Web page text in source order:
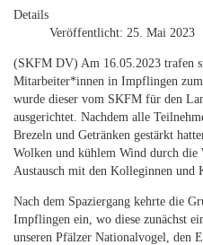
Details
Veröffentlicht: 25. Mai 2023
(SKFM DV) Am 16.05.2023 trafen
Mitarbeiter*innen in Impflingen
wurde dieser vom SKFM für den
ausgerichtet. Nachdem alle
Brezeln und Getränken gestärkt
Wolken und kühlem Wind durch die
Austausch mit den Kolleginnen und
Nach dem Spaziergang kehrte die
Impflingen ein, wo diese zunächst
unseren Pfälzer Nationalvogel, den